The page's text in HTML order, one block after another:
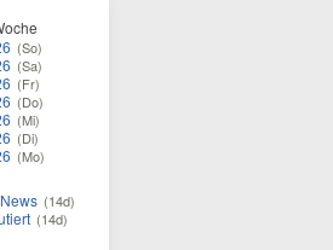
(So)
(Sa)
(Fr)
(Do)
(Mi)
(Di)
(Mo)
(14d)
(14d)